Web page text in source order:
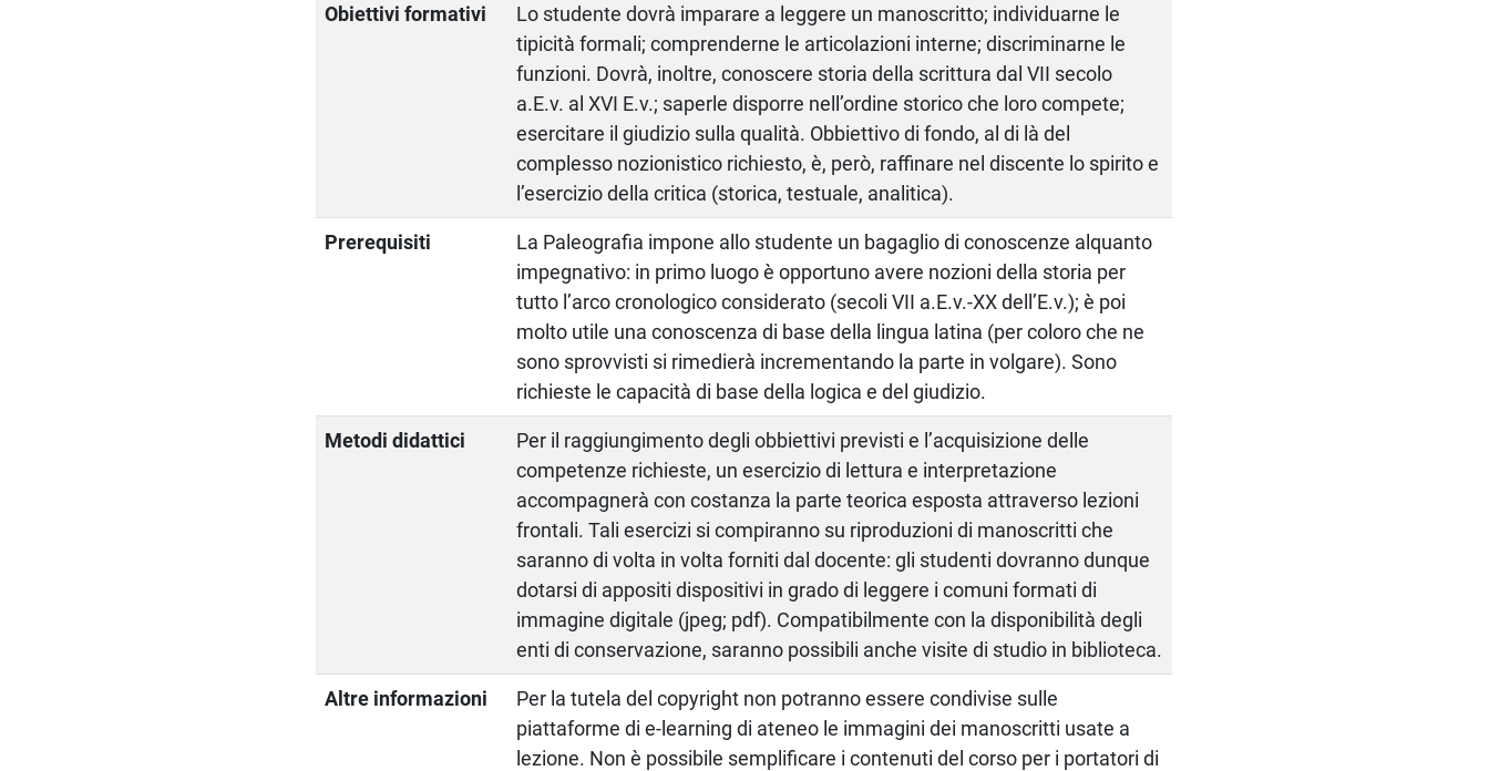
Obiettivi formativi
Lo studente dovrà imparare a leggere un manoscritto; individuarne le
tipicità formali; comprenderne le articolazioni interne; discriminarne le
funzioni. Dovrà, inoltre, conoscere storia della scrittura dal VII secolo
a.E.v. al XVI E.v.; saperle disporre nell’ordine storico che loro compete;
esercitare il giudizio sulla qualità. Obbiettivo di fondo, al di là del
complesso nozionistico richiesto, è, però, raffinare nel discente lo spirito e
l’esercizio della critica (storica, testuale, analitica).
Prerequisiti
La Paleografia impone allo studente un bagaglio di conoscenze alquanto
impegnativo: in primo luogo è opportuno avere nozioni della storia per
tutto l’arco cronologico considerato (secoli VII a.E.v.-XX dell’E.v.); è poi
molto utile una conoscenza di base della lingua latina (per coloro che ne
sono sprovvisti si rimedierà incrementando la parte in volgare). Sono
richieste le capacità di base della logica e del giudizio.
Metodi didattici
Per il raggiungimento degli obbiettivi previsti e l’acquisizione delle
competenze richieste, un esercizio di lettura e interpretazione
accompagnerà con costanza la parte teorica esposta attraverso lezioni
frontali. Tali esercizi si compiranno su riproduzioni di manoscritti che
saranno di volta in volta forniti dal docente: gli studenti dovranno dunque
dotarsi di appositi dispositivi in grado di leggere i comuni formati di
immagine digitale (jpeg; pdf). Compatibilmente con la disponibilità degli
enti di conservazione, saranno possibili anche visite di studio in biblioteca.
Altre informazioni
Per la tutela del copyright non potranno essere condivise sulle
piattaforme di e-learning di ateneo le immagini dei manoscritti usate a
lezione. Non è possibile semplificare i contenuti del corso per i portatori di